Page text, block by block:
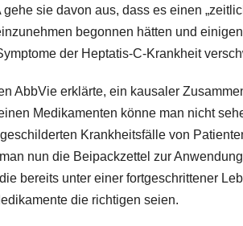
sie davon aus, dass es einen
begonnen hätten und
der Heptatis-C-Krankheit
AbbVie erklärte, ein kausaler
Medikamenten könne man nicht
Krankheitsfälle von
nun die Beipackzettel zur
bereits unter einer fortgeschrittener
die richtigen seien.